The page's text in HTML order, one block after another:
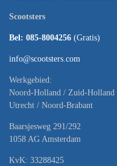
Scootsters
Bel: 085-8004256 (Gratis)
info@scootsters.com
Werkgebied:
Noord-Holland / Zuid-Holland
Utrecht / Noord-Brabant
Baarsjesweg 291/292
1058 AG Amsterdam
KvK: 33288425